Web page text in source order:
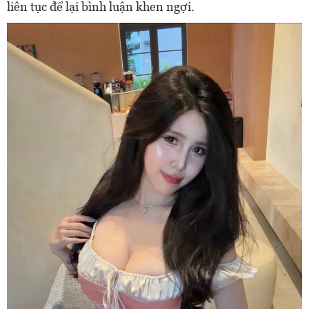
liên tục để lại bình luận khen ngợi.